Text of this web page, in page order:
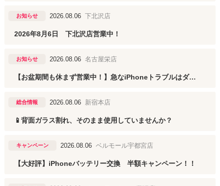
お知らせ 2026.08.06 下北沢店
2026年8月6日 下北沢店営業中！
お知らせ 2026.08.06 名古屋栄店
【お盆期間も休まず営業中！】急なiPhoneトラブルはダイワンテレコム名古屋栄店へ📱✨
総合情報 2026.08.06 新宿本店
📱背面ガラス割れ、そのまま使用していませんか？
キャンペーン 2026.08.06 ベルモール宇都宮店
【大好評】iPhoneバッテリー交換 半額キャンペーン！！